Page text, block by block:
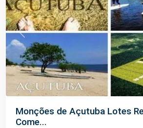
Previous
Monções de Açutuba Lotes
Come...